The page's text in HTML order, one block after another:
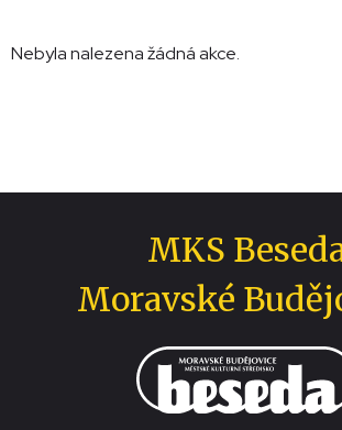
Nebyla nalezena žádná akce.
MKS
Moravské